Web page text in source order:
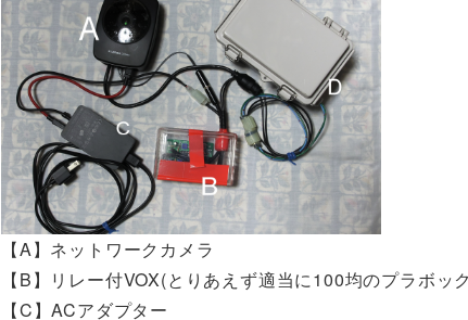
【A】ネットワークカメラ
【B】リレー付VOX(とりあえず適当に100均のプラボッ
【C】ACアダプター